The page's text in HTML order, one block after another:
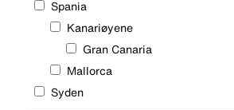
Spania
Område
Kanariøyene
Gran Canaria
Mallorca
Syden